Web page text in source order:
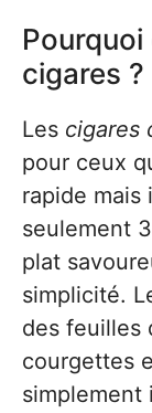
cigares ?
Les cigares
pour ceux
rapide mais
seulement
plat
simplicité.
des feuilles
courgettes
simplement